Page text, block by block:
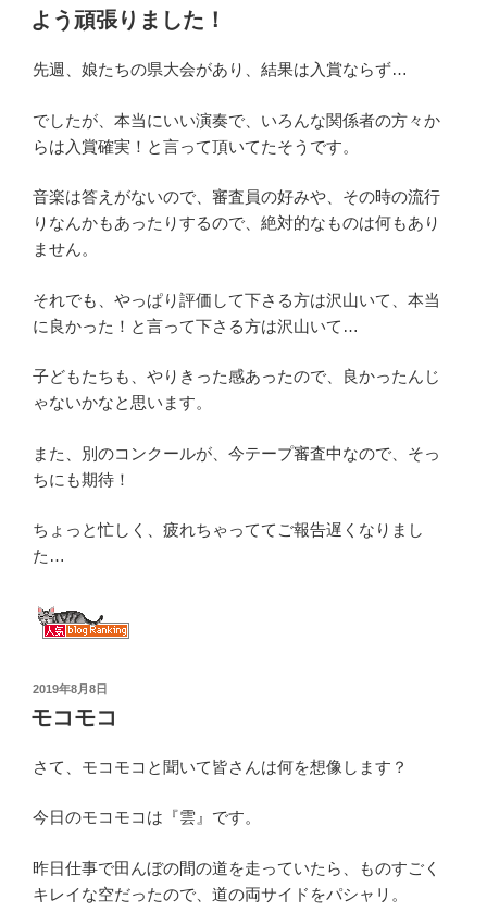
稿
日:
よう頑張りました！
先週、娘たちの県大会があり、結果は入賞ならず…
でしたが、本当にいい演奏で、いろんな関係者の方々か
らは入賞確実！と言って頂いてたそうです。
音楽は答えがないので、審査員の好みや、その時の流行
りなんかもあったりするので、絶対的なものは何もあり
ません。
それでも、やっぱり評価して下さる方は沢山いて、本当
に良かった！と言って下さる方は沢山いて…
子どもたちも、やりきった感あったので、良かったんじ
ゃないかなと思います。
また、別のコンクールが、今テープ審査中なので、そっ
ちにも期待！
ちょっと忙しく、疲れちゃっててご報告遅くなりまし
た…
投
稿
日:
2019年8月8日
モコモコ
さて、モコモコと聞いて皆さんは何を想像します？
今日のモコモコは『雲』です。
昨日仕事で田んぼの間の道を走っていたら、ものすごく
キレイな空だったので、道の両サイドをパシャリ。